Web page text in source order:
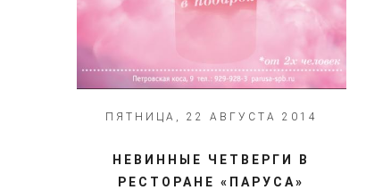
ПЯТНИЦА, 22 АВГУСТА 2014
НЕВИННЫЕ ЧЕТВЕРГИ В
РЕСТОРАНЕ «ПАРУСА»